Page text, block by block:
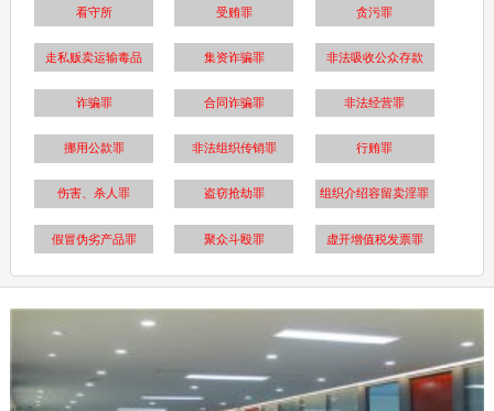
看守所 受贿罪 贪污罪
走私贩卖运输毒品 集资诈骗罪 非法吸收公众存款
诈骗罪 合同诈骗罪 非法经营罪
挪用公款罪 非法组织传销罪 行贿罪
伤害、杀人罪 盗窃抢劫罪 组织介绍容留卖淫罪
假冒伪劣产品罪 聚众斗殴罪 虚开增值税发票罪